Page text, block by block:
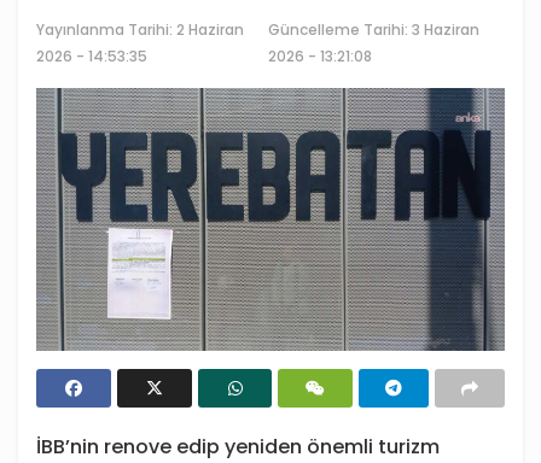
Yayınlanma Tarihi: 2 Haziran
2026 - 14:53:35
Güncelleme Tarihi: 3 Haziran
2026 - 13:21:08
İBB’nin renove edip yeniden önemli turizm